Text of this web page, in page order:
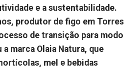
e a sustentabilidade.
produtor de figo em Torres
de transição para modo
marca Olaia Natura, que
mel e bebidas